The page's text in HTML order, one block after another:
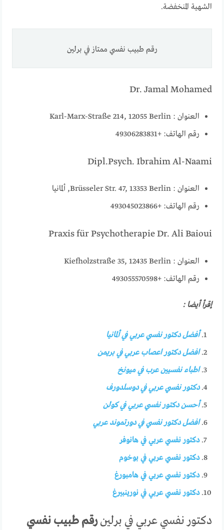
الشهية المنخفضة.
رقم طبيب نفسي ممتاز في برلين
Dr. Jamal Mohamed
العنوان : Karl-Marx-Straße 214, 12055 Berlin
رقم الهاتف: +49306283831
Dipl.Psych. Ibrahim Al-Naami
العنوان : Brüsseler Str. 47, 13353 Berlin, ألمانيا
رقم الهاتف: +493045023866
Praxis für Psychotherapie Dr. Ali Baioui
العنوان : Kiefholzstraße 35, 12435 Berlin
رقم الهاتف: +493055570598
إقرأ أيضا :
أفضل دكتور نفسي عربي في ألمانيا
افضل دكتور اعصاب عربي في بريمن
اطباء نفسيين عرب في ميونخ
دكتور نفسي عربي في دوسلدورف
أحسن دكتور نفسي عربي في كولن
افضل دكتور نفسي في دورتموند عربي
دكتور نفسي عربي في هانوفر
دكتور نفسي عربي في بوخوم
دكتور نفسي عربي في هامبورغ
دكتور نفسي عربي في نورينبيرغ
دكتور نفسي عربي في برلينرقم طبيب نفسي